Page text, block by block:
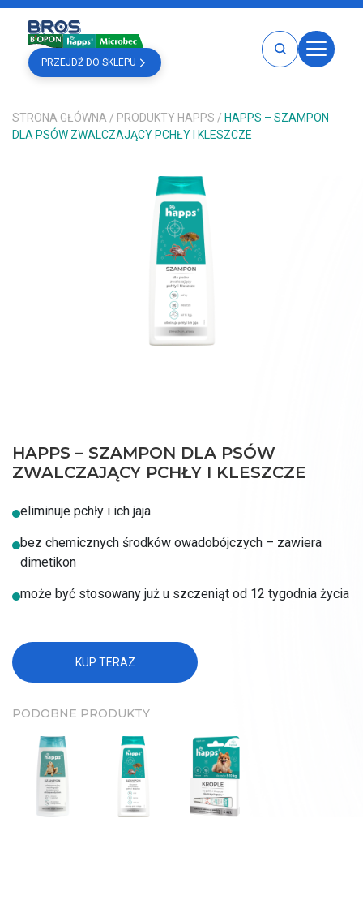
BROSBOPONMICROBECHAPPS
PRODUKTY
PRODUKTY BROS
PRODUKTY HAPPS
PRODUKTY MICROBEC
KATALOGI
GDZIE KUPIĆ
PORADY
O NAS
KARIERA
PRZEJDŹ DO SKLEPU
STRONA GŁÓWNA / PRODUKTY HAPPS / HAPPS – SZAMPON
DLA PSÓW ZWALCZAJĄCY PCHŁY I KLESZCZE
HAPPS – SZAMPON DLA PSÓW
ZWALCZAJĄCY PCHŁY I KLESZCZE
eliminuje pchły i ich jaja
bez chemicznych środków owadobójczych – zawiera
dimetikon
może być stosowany już u szczeniąt od 12 tygodnia życia
KUP TERAZ
PODOBNE PRODUKTY